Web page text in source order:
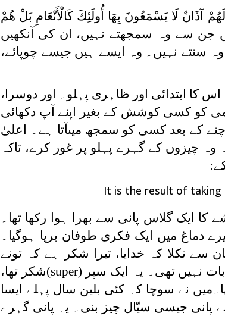
آذَانٌ لَا يَسْمَعُونَ بِهَا أُولَئِكَ كَالْأَنْعَامِ بَلْ هُمْ
ہیں جن سے وہ سمجھتے نہیں، ان کی آنکھیں
سنتے نہیں۔ وہ ایسے ہیں جیسے چوپائے،
کا ابتدائی اور ظاہری پہلو۔ اور دوسرا،
کو کسی کوشش کے بغیر اپنے آپ دکھائی
کے بعد کسی کو سمجھ میںآتا ہے۔ اعلیٰ
وہ چیزوں کے گہرے پہلو پر غور کرے، تاکہ
It is the result of taking
ایک گلاس پانی سے بھرا ہوا رکھا تھا۔
دماغ میں ایک فکری طوفان برپا ہوگیا۔
سے نکلا کہ خدایا، تیرا شکر ہے کہ تونے
نہیں تھی۔ یہ ایک سپر (super)شکر تھا،
نے سوچا کہ کئی بلین سال پہلے ایسا
پانی جیسی سیّال چیز بنی۔ یہ پانی گہرے